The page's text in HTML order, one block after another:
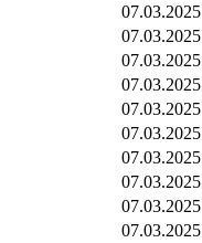
07.03.2025
07.03.2025
07.03.2025
07.03.2025
07.03.2025
07.03.2025
07.03.2025
07.03.2025
07.03.2025
07.03.2025